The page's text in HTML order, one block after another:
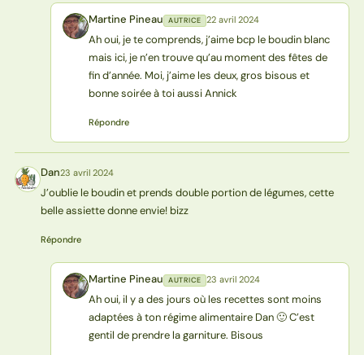
MP Martine Pineau AUTRICE 22 avril 2024
Ah oui, je te comprends, j’aime bcp le boudin blanc
mais ici, je n’en trouve qu’au moment des fêtes de
fin d’année. Moi, j’aime les deux, gros bisous et
bonne soirée à toi aussi Annick
Répondre
D Dan23 avril 2024
J’oublie le boudin et prends double portion de légumes, cette
belle assiette donne envie! bizz
Répondre
MP Martine Pineau AUTRICE 23 avril 2024
Ah oui, il y a des jours où les recettes sont moins
adaptées à ton régime alimentaire Dan 🙂 C’est
gentil de prendre la garniture. Bisous